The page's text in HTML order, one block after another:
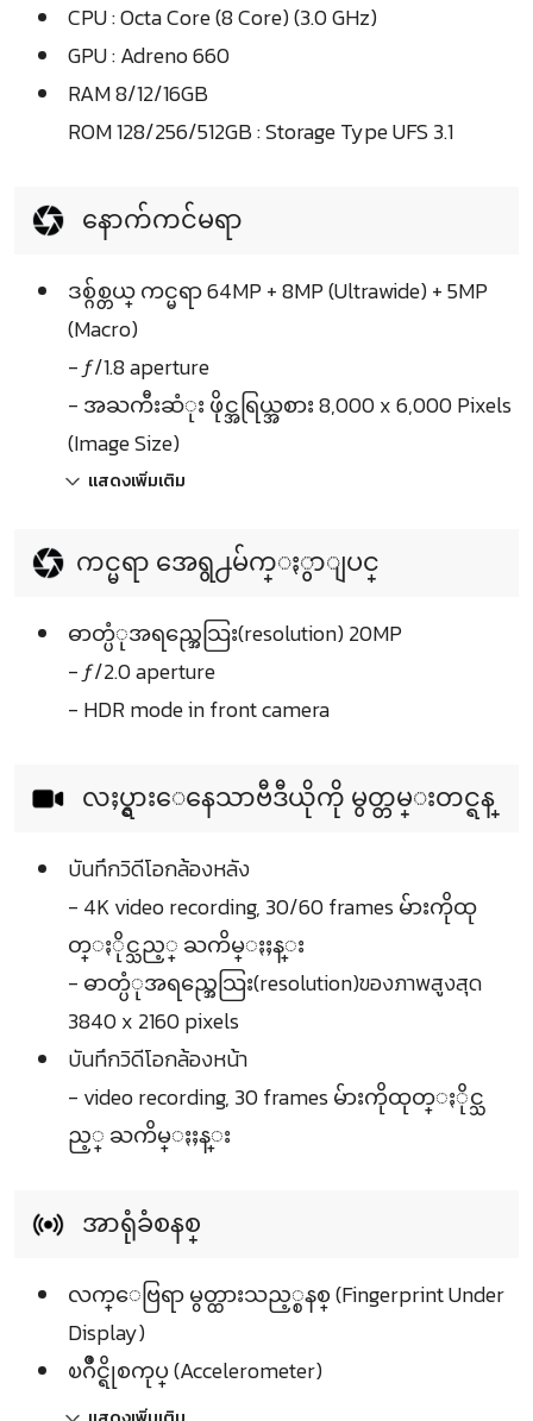
CPU : Octa Core (8 Core) (3.0 GHz)
GPU : Adreno 660
RAM 8/12/16GB
ROM 128/256/512GB : Storage Type UFS 3.1
နောက်ကင်မရာ
ဒစ္ဂ်စ္တယ္ ကင္မရာ 64MP + 8MP (Ultrawide) + 5MP
(Macro)
- ƒ/1.8 aperture
- အႀကီးဆံုး ဖိုင္အရြယ္အစား 8,000 x 6,000 Pixels
(Image Size)
แสดงเพิ่มเติม
ကင္မရာ အေရွ႕မ်က္ႏွာျပင္
ဓာတ္ပံုအရည္အေသြး(resolution) 20MP
- ƒ/2.0 aperture
- HDR mode in front camera
လႈပ္ရွားေနေသာဗီဒီယိုကို မွတ္တမ္းတင္ရန္
บันทึกวิดีโอกล้องหลัง
- 4K video recording, 30/60 frames မ်ားကိုထု
တ္ႏိုင္သည့္ ႀကိမ္ႏႈန္း
- ဓာတ္ပံုအရည္အေသြး(resolution)ของภาพสูงสุด
3840 x 2160 pixels
บันทึกวิดีโอกล้องหน้า
- video recording, 30 frames မ်ားကိုထုတ္ႏိုင္သ
ည့္ ႀကိမ္ႏႈန္း
အာရုံခံစနစ္
လက္ေဗြရာ မွတ္ထားသည့္စနစ္ (Fingerprint Under
Display)
ၿဂိဳင္ရိုစကုပ္ (Accelerometer)